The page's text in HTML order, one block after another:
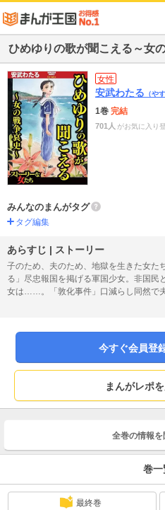
ひめゆりの歌が聞こえる～女
女性
安武わたる （や
1巻 完結
701人 がお気に入り
みんなのまんがタグ
タグ編集
あらすじ | ストーリー
子のため、夫のため、地獄を生きた女た
る」尽忠報国を掲げる軍国少女。非国民
女は……。「敦化事件」口減らし同然で
満州へ渡るが……。「兵隊女房」＜特殊
なら―「ヨイトマケの唄」より」娘のた
は「パンパンの子」といじめられ続け
今すぐ会員登
まんがレポ
全巻の情報を
巻一
最終巻